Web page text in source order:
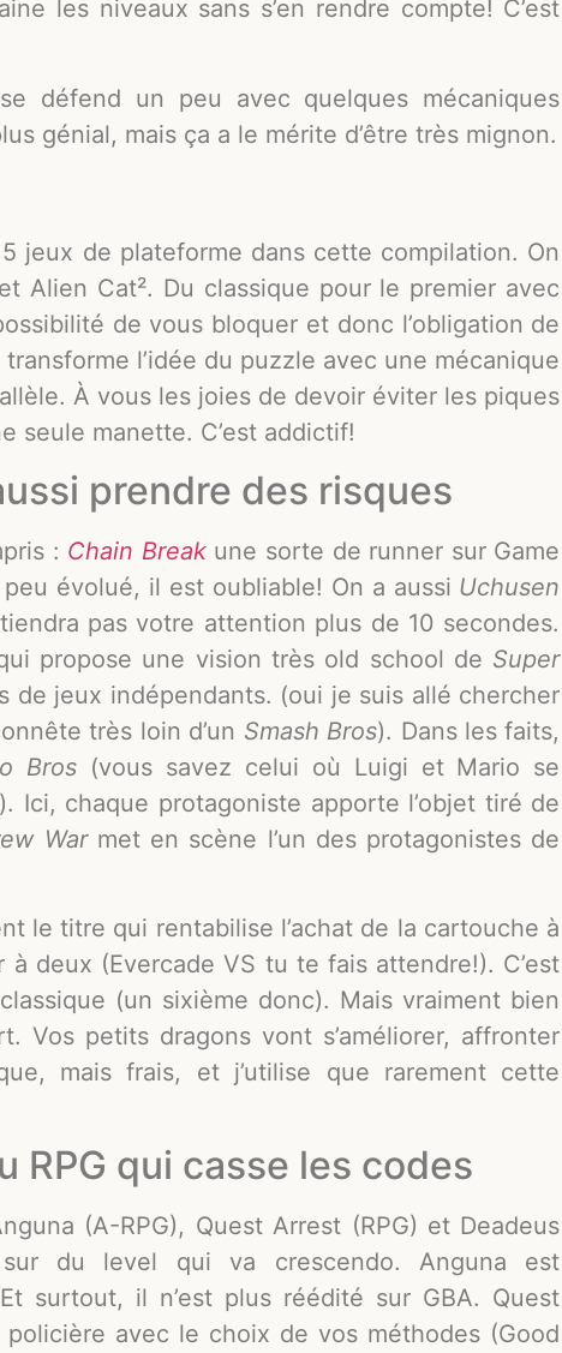
les niveaux sans s’en rendre compte! C’est
se défend un peu avec quelques mécaniques
génial, mais ça a le mérite d’être très mignon.
jeux de plateforme dans cette compilation. On
Alien Cat². Du classique pour le premier avec
de vous bloquer et donc l’obligation de
l’idée du puzzle avec une mécanique
À vous les joies de devoir éviter les piques
seule manette. C’est addictif!
prendre des risques
: Chain Breakune sorte de runner sur Game
évolué, il est oubliable! On a aussi Uchusen
pas votre attention plus de 10 secondes.
propose une vision très old school de Super
de jeux indépendants. (oui je suis allé chercher
très loin d’un Smash Bros). Dans les faits,
Bros(vous savez celui où Luigi et Mario se
Ici, chaque protagoniste apporte l’objet tiré de
Warmet en scène l’un des protagonistes de
le titre qui rentabilise l’achat de la cartouche à
à deux (Evercade VS tu te fais attendre!). C’est
(un sixième donc). Mais vraiment bien
Vos petits dragons vont s’améliorer, affronter
mais frais, et j’utilise que rarement cette
RPG qui casse les codes
(A-RPG), Quest Arrest (RPG) et Deadeus
du level qui va crescendo. Anguna est
surtout, il n’est plus réédité sur GBA. Quest
avec le choix de vos méthodes (Good